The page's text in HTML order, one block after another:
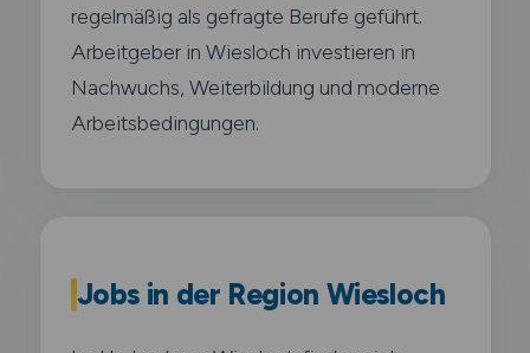
regelmäßig als gefragte Berufe geführt.
Arbeitgeber in Wiesloch investieren in
Nachwuchs, Weiterbildung und moderne
Arbeitsbedingungen.
Jobs in der Region Wiesloch